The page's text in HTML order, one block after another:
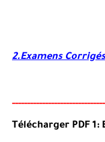
2.Examens
-------------------------
Télécharger PDF